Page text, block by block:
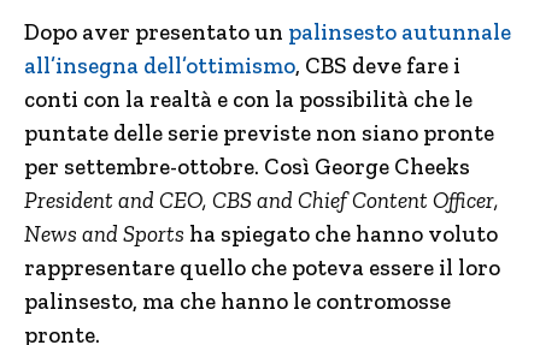
Dopo aver presentato un palinsesto autunnale
all’insegna dell’ottimismo, CBS deve fare i
conti con la realtà e con la possibilità che le
puntate delle serie previste non siano pronte
per settembre-ottobre. Così George Cheeks
President and CEO, CBS and Chief Content Officer,
News and Sports ha spiegato che hanno voluto
rappresentare quello che poteva essere il loro
palinsesto, ma che hanno le contromosse
pronte.